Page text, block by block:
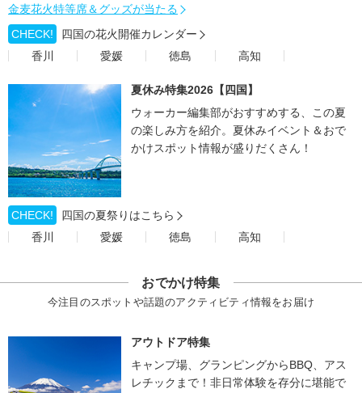
金麦花火特等席＆グッズが当たる
CHECK!
四国の花火開催カレンダー
香川
愛媛 徳島 高知
夏休み特集2026【四国】
ウォーカー編集部がおすすめする、この夏
の楽しみ方を紹介。夏休みイベント＆おで
かけスポット情報が盛りだくさん！
CHECK!
四国の夏祭りはこちら
香川
愛媛 徳島 高知
おでかけ特集
今注目のスポットや話題のアクティビティ情報をお届け
アウトドア特集
キャンプ場、グランピングからBBQ、アス
レチックまで！非日常体験を存分に堪能で